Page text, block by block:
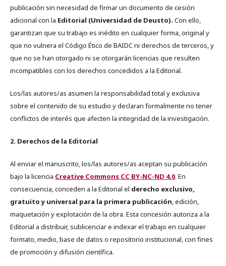
publicación sin necesidad de firmar un documento de cesión
adicional con la Editorial (Universidad de Deusto). Con ello,
garantizan que su trabajo es inédito en cualquier forma, original y
que no vulnera el Código Ético de BAIDC ni derechos de terceros, y
que no se han otorgado ni se otorgarán licencias que resulten
incompatibles con los derechos concedidos a la Editorial.
Los/las autores/as asumen la responsabilidad total y exclusiva
sobre el contenido de su estudio y declaran formalmente no tener
conflictos de interés que afecten la integridad de la investigación.
2. Derechos de la Editorial
Al enviar el manuscrito, los/las autores/as aceptan su publicación
bajo la licencia Creative Commons CC BY-NC-ND 4.0. En
consecuencia, conceden a la Editorial el derecho exclusivo,
gratuito y universal para la primera publicación, edición,
maquetación y explotación de la obra. Esta concesión autoriza a la
Editorial a distribuir, sublicenciar e indexar el trabajo en cualquier
formato, medio, base de datos o repositorio institucional, con fines
de promoción y difusión científica.